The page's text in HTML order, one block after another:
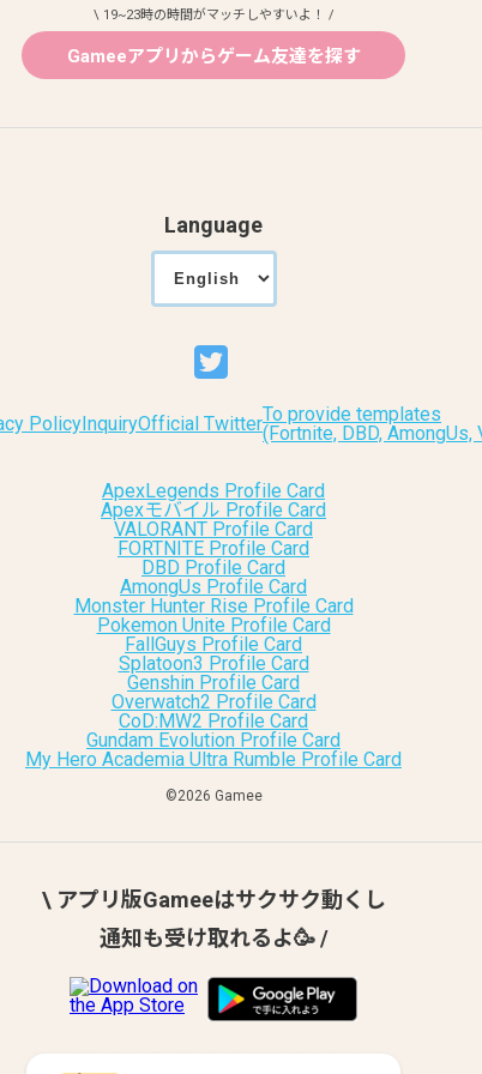
\ 19~23時の時間がマッチしやすいよ！ /
Gameeアプリからゲーム友達を探す
Language
Policy InquiryOfficial TwitterTo provide templates
(Fortnite, DBD, AmongUs,
ApexLegends Profile Card
Apexモバイル Profile Card
VALORANT Profile Card
FORTNITE Profile Card
DBD Profile Card
AmongUs Profile Card
Monster Hunter Rise Profile Card
Pokemon Unite Profile Card
FallGuys Profile Card
Splatoon3 Profile Card
Genshin Profile Card
Overwatch2 Profile Card
CoD:MW2 Profile Card
Gundam Evolution Profile Card
My Hero Academia Ultra Rumble Profile Card
©︎2026 Gamee
\ アプリ版Gameeはサクサク動くし
通知も受け取れるよ🥳 /